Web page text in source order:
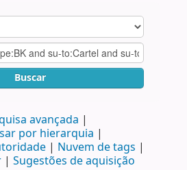
Buscar
avançada
por hierarquia
Nuvem de tags
Sugestões de aquisição